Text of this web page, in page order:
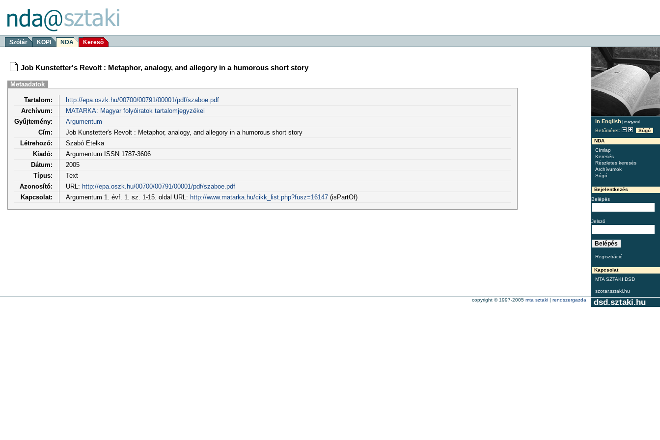
Szótár KOPI NDA Kereső
in English | magyarul
Betűméret:
Súgó
NDA
Címlap
Keresés
Részletes keresés
Archívumok
Súgó
Bejelentkezés
Belépés
Jelszó
Regisztráció
Kapcsolat
MTA SZTAKI DSD
szotar.sztaki.hu
Job Kunstetter's Revolt : Metaphor, analogy, and allegory in a humorous short story
Metaadatok
Tartalom:
http://epa.oszk.hu/00700/00791/00001/pdf/szaboe.pdf
Archívum:
MATARKA: Magyar folyóiratok tartalomjegyzékei
Gyűjtemény:
Argumentum
Cím:
Job Kunstetter's Revolt : Metaphor, analogy, and allegory in a humorous short story
Létrehozó:
Szabó Etelka
Kiadó:
Argumentum ISSN 1787-3606
Dátum:
2005
Típus:
Text
Azonosító:
URL: http://epa.oszk.hu/00700/00791/00001/pdf/szaboe.pdf
Kapcsolat:
Argumentum 1. évf. 1. sz. 1-15. oldal URL: http://www.matarka.hu/cikk_list.php?fusz=16147(isPartOf)
dsd.sztaki.hu
copyright © 1997-2005 mta sztaki | rendszergazda